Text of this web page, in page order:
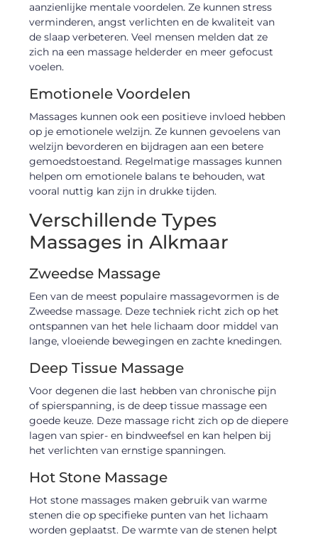
aanzienlijke mentale voordelen. Ze kunnen stress
verminderen, angst verlichten en de kwaliteit van
de slaap verbeteren. Veel mensen melden dat ze
zich na een massage helderder en meer gefocust
voelen.
Emotionele Voordelen
Massages kunnen ook een positieve invloed hebben
op je emotionele welzijn. Ze kunnen gevoelens van
welzijn bevorderen en bijdragen aan een betere
gemoedstoestand. Regelmatige massages kunnen
helpen om emotionele balans te behouden, wat
vooral nuttig kan zijn in drukke tijden.
Verschillende Types
Massages in Alkmaar
Zweedse Massage
Een van de meest populaire massagevormen is de
Zweedse massage. Deze techniek richt zich op het
ontspannen van het hele lichaam door middel van
lange, vloeiende bewegingen en zachte knedingen.
Deep Tissue Massage
Voor degenen die last hebben van chronische pijn
of spierspanning, is de deep tissue massage een
goede keuze. Deze massage richt zich op de diepere
lagen van spier- en bindweefsel en kan helpen bij
het verlichten van ernstige spanningen.
Hot Stone Massage
Hot stone massages maken gebruik van warme
stenen die op specifieke punten van het lichaam
worden geplaatst. De warmte van de stenen helpt